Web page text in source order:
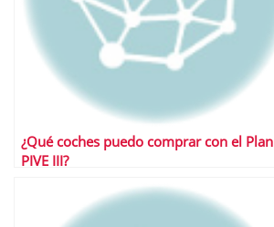
¿Qué coches puedo comprar con el Plan
PIVE III?